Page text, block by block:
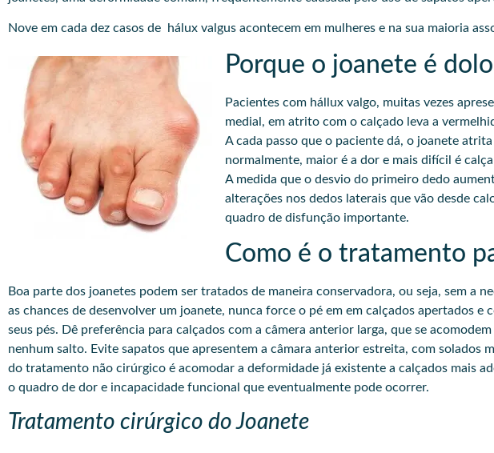
Nove em cada dez casos de hálux valgus acontecem em mulheres e na sua maioria
Porque o joanete é
Pacientes com hállux valgo, muitas vezes
medial, em atrito com o calçado leva a
A cada passo que o paciente dá, o joanete
normalmente, maior é a dor e mais difícil é
A medida que o desvio do primeiro dedo
alterações nos dedos laterais que vão desde
quadro de disfunção importante.
Como é o tratamento
Boa parte dos joanetes podem ser tratados de maneira conservadora, ou seja, sem a
as chances de desenvolver um joanete, nunca force o pé em em calçados apertados
seus pés. Dê preferência para calçados com a câmera anterior larga, que se
nenhum salto. Evite sapatos que apresentem a câmara anterior estreita, com
do tratamento não cirúrgico é acomodar a deformidade já existente a calçados mais
o quadro de dor e incapacidade funcional que eventualmente pode ocorrer.
Tratamento cirúrgico do Joanete